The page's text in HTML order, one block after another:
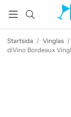
Startsida / Vinglas /
diVino Bordeaux